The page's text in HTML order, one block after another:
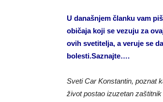
U današnjem članku vam
običaja koji se vezuju za
ovih svetitelja, a veruje se
bolesti.Saznajte….
Sveti Car Konstantin, poznat
život postao izuzetan